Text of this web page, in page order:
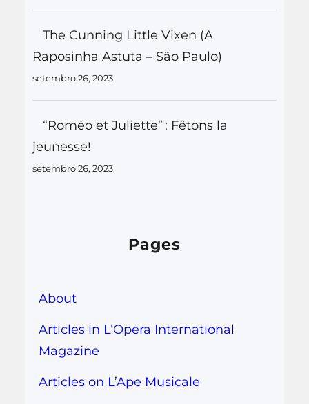
The Cunning Little Vixen (A
Raposinha Astuta – São Paulo)
setembro 26, 2023
“Roméo et Juliette” : Fêtons la
jeunesse!
setembro 26, 2023
Pages
About
Articles in L’Opera International
Magazine
Articles on L’Ape Musicale